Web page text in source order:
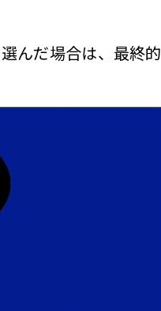
んだ場合は、最終的